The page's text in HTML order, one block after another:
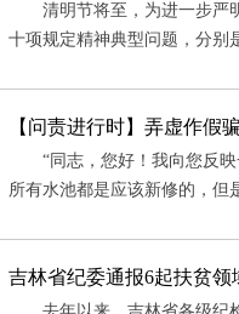
清明节将至，为进一步严明
十项规定精神典型问题，分
【问责进行时】弄虚作假
“同志，您好！我向您反映
所有水池都是应该新修的，但
吉林省纪委通报6起扶贫领